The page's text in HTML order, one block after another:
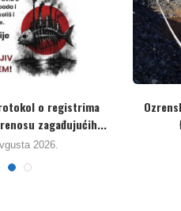
Eko aktivisti izražavaju sumnju u
iskrenost vlasti. Uzorke...
31. Jula 2026.